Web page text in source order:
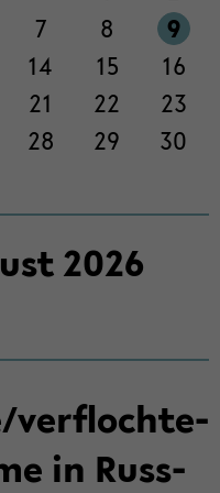
7 8
9
14 15
16
21 22
23
28 29
30
2026
ver­floch­te­
in Russ­